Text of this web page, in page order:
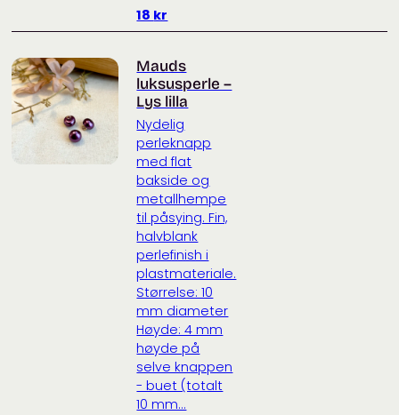
18 kr
Mauds
luksusperle –
Lys lilla
Nydelig
perleknapp
med flat
bakside og
metallhempe
til påsying. Fin,
halvblank
perlefinish i
plastmateriale.
Størrelse: 10
mm diameter
Høyde: 4 mm
høyde på
selve knappen
- buet (totalt
10 mm...